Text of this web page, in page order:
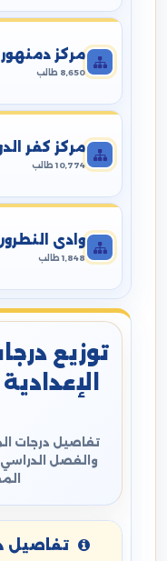
مركز دمنهور
8,650 طالب
مركز كفر
10,774 طالب
وادي
1,848 طالب
توزيع
تفاصيل درجات
والفصل الدراسي
تفاصيل